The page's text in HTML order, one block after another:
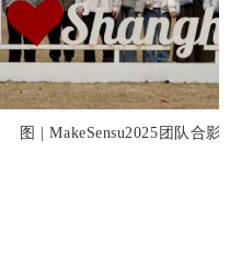
图 | MakeSensu2025团队合影